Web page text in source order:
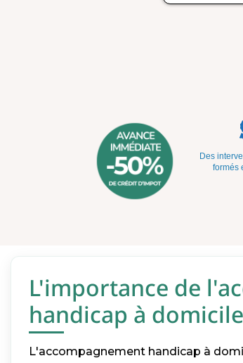
Des
formés
L'importance de
handicap à
L'accompagnement handicap à